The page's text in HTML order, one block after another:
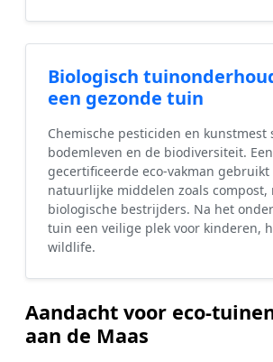
Biologisch
een gezonde tuin
Chemische pesticiden en kunstmest
bodemleven en de biodiversiteit. Een
gecertificeerde eco-vakman gebruikt
natuurlijke middelen zoals compost,
biologische bestrijders. Na het
tuin een veilige plek voor kinderen,
wildlife.
Aandacht voor eco-
aan de Maas